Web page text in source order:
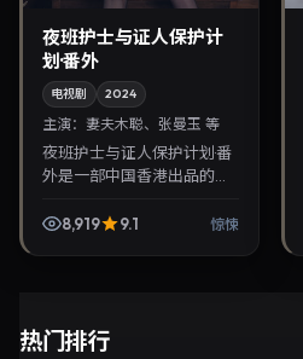
夜班护士与证人保护计
划·番外
电视剧 2024
主演： 妻夫木聪、张曼玉 等
夜班护士与证人保护计划·番
外是一部中国香港出品的惊
木聪、张曼玉等主演，2024
8,919 9.1 惊悚
热门排行